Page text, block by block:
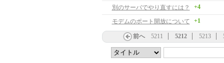
別のサーバでやり直すには？
+4
モデムのポート開放について +1
前へ 5211 5212 5213